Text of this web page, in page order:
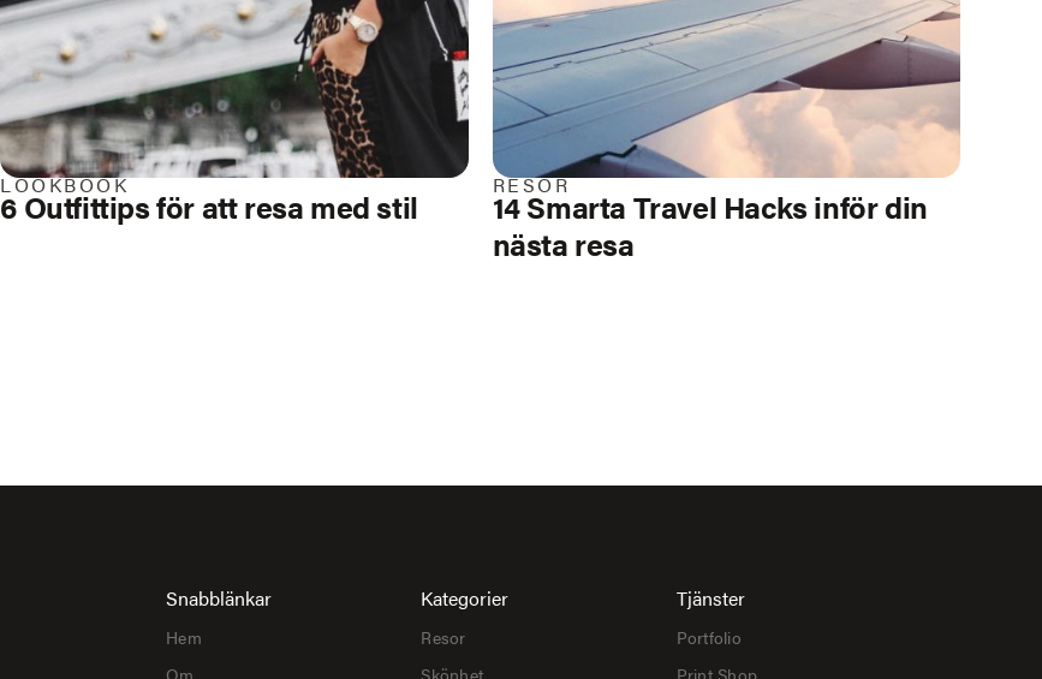
LOOKBOOK
6 Outfittips för att resa med stil
RESOR
14 Smarta Travel Hacksinför din
nästa resa
Snabblänkar
Hem
Om
Kategorier
Resor
Skönhet
Tjänster
Portfolio
Print Shop